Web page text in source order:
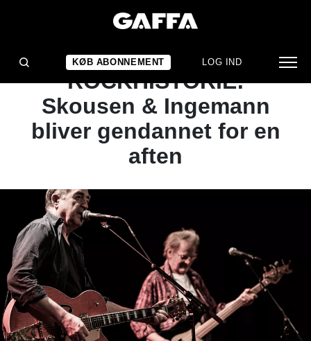
KØB ABONNEMENT LOG IND
NYHED
REGULÆR
ROCKHISTORIE:
Skousen & Ingemann
bliver gendannet for en
aften